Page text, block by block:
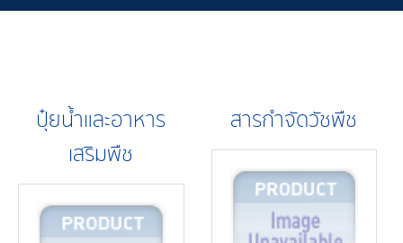
ปุ๋ยน้ำและอาหาร
เสริมพืช
สารกำจัดวัชพืช